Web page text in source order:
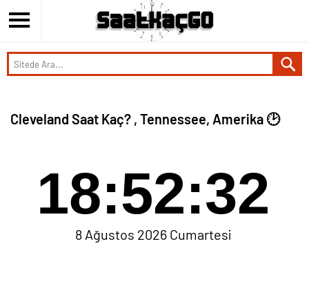
Cleveland Saat Kaç? , Tennessee, Amerika 🕑
18:52:33
8 Ağustos 2026 Cumartesi